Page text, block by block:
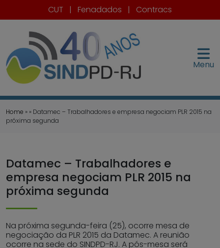
CUT | Fenadados | Contracs
Menu
Home » » Datamec – Trabalhadores e empresa negociam PLR 2015 na
próxima segunda
Datamec – Trabalhadores e
empresa negociam PLR 2015 na
próxima segunda
Na próxima segunda-feira (25), ocorre mesa de
negociação da PLR 2015 da Datamec. A reunião
ocorre na sede do SINDPD-RJ. A pós-mesa será